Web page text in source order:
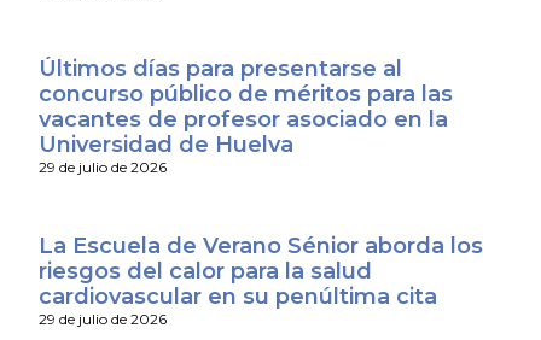
Últimos días para presentarse al
concurso público de méritos para las
vacantes de profesor asociado en la
Universidad de Huelva
29 de julio de 2026
La Escuela de Verano Sénior aborda los
riesgos del calor para la salud
cardiovascular en su penúltima cita
29 de julio de 2026